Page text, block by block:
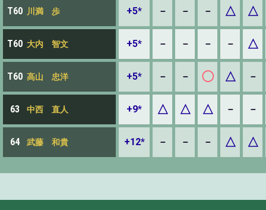
T60 川満 歩 +5* － － － △ △
T60 大内 智文 +5* － － － － △
T60 高山 忠洋 +5* － － ◯ △ －
63 中西 直人 +9* △ △ △ － －
64 武藤 和貴 +12* － － － △ △